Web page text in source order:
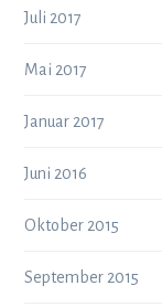
Juli 2017
Mai 2017
Januar 2017
Juni 2016
Oktober 2015
September 2015